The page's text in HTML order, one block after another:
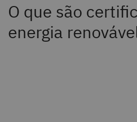
O que são
energia